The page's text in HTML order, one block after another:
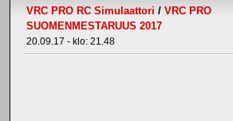
VRC PRO RC Simulaattori / VRC PRO
SUOMENMESTARUUS 2017
20.09.17 - klo: 21.48